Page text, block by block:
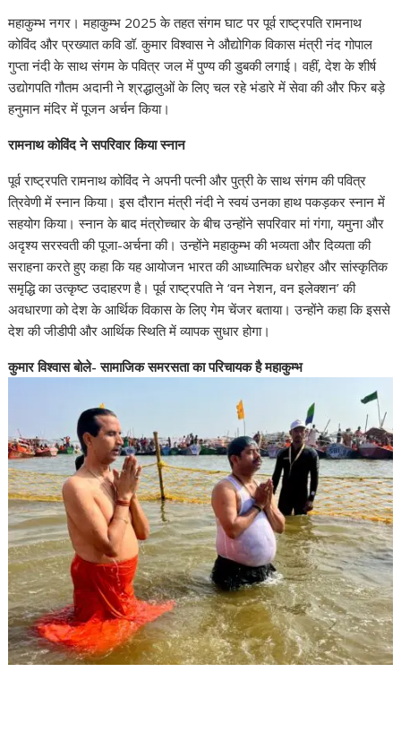
महाकुम्भ नगर। महाकुम्भ 2025 के तहत संगम घाट पर पूर्व राष्ट्रपति रामनाथ
कोविंद और प्रख्यात कवि डॉ. कुमार विश्वास ने औद्योगिक विकास मंत्री नंद गोपाल
गुप्ता नंदी के साथ संगम के पवित्र जल में पुण्य की डुबकी लगाई। वहीं, देश के शीर्ष
उद्योगपति गौतम अदानी ने श्रद्धालुओं के लिए चल रहे भंडारे में सेवा की और फिर बड़े
हनुमान मंदिर में पूजन अर्चन किया।
रामनाथ कोविंद ने सपरिवार किया स्नान
पूर्व राष्ट्रपति रामनाथ कोविंद ने अपनी पत्नी और पुत्री के साथ संगम की पवित्र
त्रिवेणी में स्नान किया। इस दौरान मंत्री नंदी ने स्वयं उनका हाथ पकड़कर स्नान में
सहयोग किया। स्नान के बाद मंत्रोच्चार के बीच उन्होंने सपरिवार मां गंगा, यमुना और
अदृश्य सरस्वती की पूजा-अर्चना की। उन्होंने महाकुम्भ की भव्यता और दिव्यता की
सराहना करते हुए कहा कि यह आयोजन भारत की आध्यात्मिक धरोहर और सांस्कृतिक
समृद्धि का उत्कृष्ट उदाहरण है। पूर्व राष्ट्रपति ने ‘वन नेशन, वन इलेक्शन’ की
अवधारणा को देश के आर्थिक विकास के लिए गेम चेंजर बताया। उन्होंने कहा कि इससे
देश की जीडीपी और आर्थिक स्थिति में व्यापक सुधार होगा।
कुमार विश्वास बोले- सामाजिक समरसता का परिचायक है महाकुम्भ